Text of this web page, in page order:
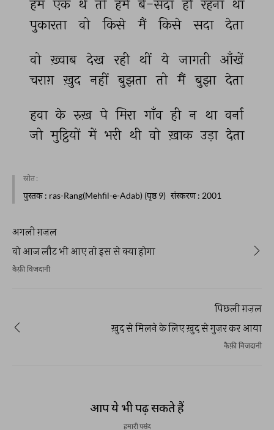
हम एक थे तो हमें बे-सदा ही रहना था
पुकारता
वो किसे मैं किसे सदा देता
वो ख़्वाब देख रही थीं ये जागती आँखें
चराग़ ख़ुद नहीं बुझता तो मैं बुझा देता
हवा के रुख़ पे मिरा गाँव ही न था वर्ना
जो मुट्ठियों में भरी थी वो ख़ाक उड़ा देता
स्रोत :
पुस्तक : ras-Rang(Mehfil-e-Adab) (पृष्ठ 9) संस्करण: 2001
अगली ग़ज़ल
वो आज लौट भी आए तो इस से क्या होगा
कैफ़ी विजदानी
पिछली ग़ज़ल
ख़ुद से मिलने के लिए ख़ुद से गुज़र कर आया
कैफ़ी विजदानी
आप ये भी पढ़ सकते हैं
हमारी पसंद